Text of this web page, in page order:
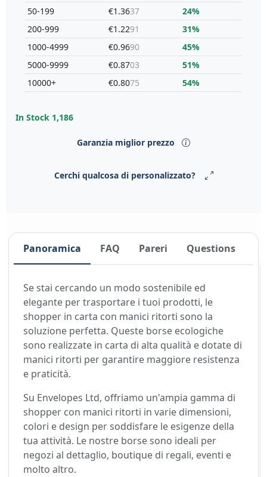
50-199
200-999
1000-4999
5000-9999
10000+
€1.3637
€1.2291
€0.9690
€0.8703
€0.8075
24%
31%
45%
51%
54%
In Stock 1,186
Garanzia miglior prezzo
Cerchi qualcosa di personalizzato?
Panoramica FAQ Pareri Questions
Se stai cercando un modo sostenibile ed
elegante per trasportare i tuoi prodotti, le
shopper in carta con manici ritorti sono la
soluzione perfetta. Queste borse ecologiche
sono realizzate in carta di alta qualità e dotate di
manici ritorti per garantire maggiore resistenza
e praticità.
Su Envelopes Ltd, offriamo un'ampia gamma di
shopper con manici ritorti in varie dimensioni,
colori e design per soddisfare le esigenze della
tua attività. Le nostre borse sono ideali per
negozi al dettaglio, boutique di regali, eventi e
molto altro.